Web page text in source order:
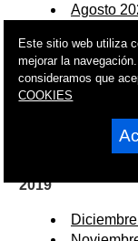
Agosto
Junio
Mayo
Abril 2020
Febrero
Enero
2019
Este sitio web utiliza
mejorar la
consideramos que
COOKIES